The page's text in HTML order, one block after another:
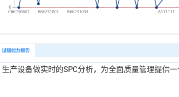
设备做实时的SPC分析，为全面质量管理提供一